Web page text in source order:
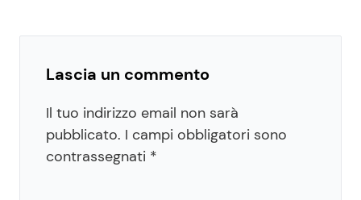
Lascia un commento
Il tuo indirizzo email non sarà
pubblicato. I campi obbligatori sono
contrassegnati *